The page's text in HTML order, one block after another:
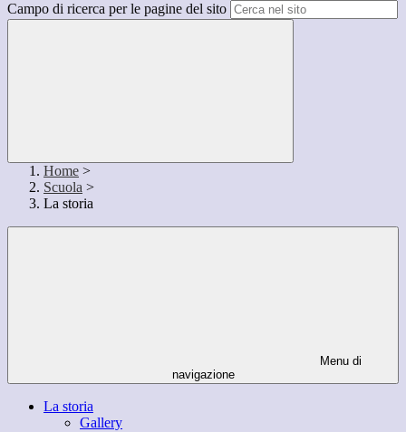
Campo di ricerca per le pagine del sito
Home >
Scuola >
La storia
Menu di
navigazione
La storia
Gallery